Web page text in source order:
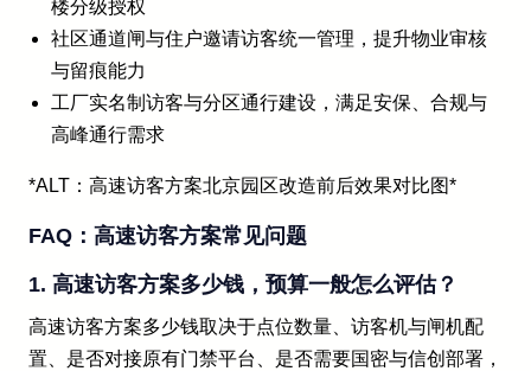
楼分级授权
社区通道闸与住户邀请访客统一管理，提升物业审核
与留痕能力
工厂实名制访客与分区通行建设，满足安保、合规与
高峰通行需求
*ALT：高速访客方案北京园区改造前后效果对比图*
FAQ：高速访客方案常见问题
1. 高速访客方案多少钱，预算一般怎么评估？
高速访客方案多少钱取决于点位数量、访客机与闸机配
置、是否对接原有门禁平台、是否需要国密与信创部署，